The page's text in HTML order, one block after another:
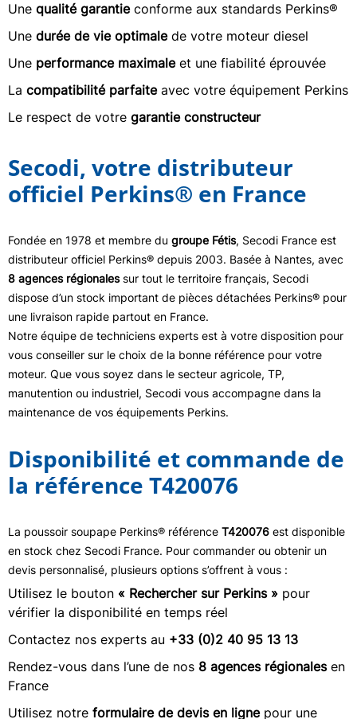
Une qualité garantieconforme aux standards Perkins®
Une durée de vie optimalede votre moteur diesel
Une performance maximaleet une fiabilité éprouvée
La compatibilité parfaiteavec votre équipement Perkins
Le respect de votre garantie constructeur
Secodi, votre distributeur
officiel Perkins® en France
Fondée en 1978 et membre du groupe Fétis, Secodi France est
distributeur officiel Perkins® depuis 2003. Basée à Nantes, avec
8 agences régionalessur tout le territoire français, Secodi
dispose d’un stock important de pièces détachées Perkins® pour
une livraison rapide partout en France.
Notre équipe de techniciens experts est à votre disposition pour
vous conseiller sur le choix de la bonne référence pour votre
moteur. Que vous soyez dans le secteur agricole, TP,
manutention ou industriel, Secodi vous accompagne dans la
maintenance de vos équipements Perkins.
Disponibilité et commande de
la référence T420076
La poussoir soupape Perkins® référence T420076 est disponible
en stock chez Secodi France. Pour commander ou obtenir un
devis personnalisé, plusieurs options s’offrent à vous :
Utilisez le bouton « Rechercher sur Perkins » pour
vérifier la disponibilité en temps réel
Contactez nos experts au +33 (0)2 40 95 13 13
Rendez-vous dans l’une de nos 8 agences régionalesen
France
Utilisez notre formulaire de devis en lignepour une